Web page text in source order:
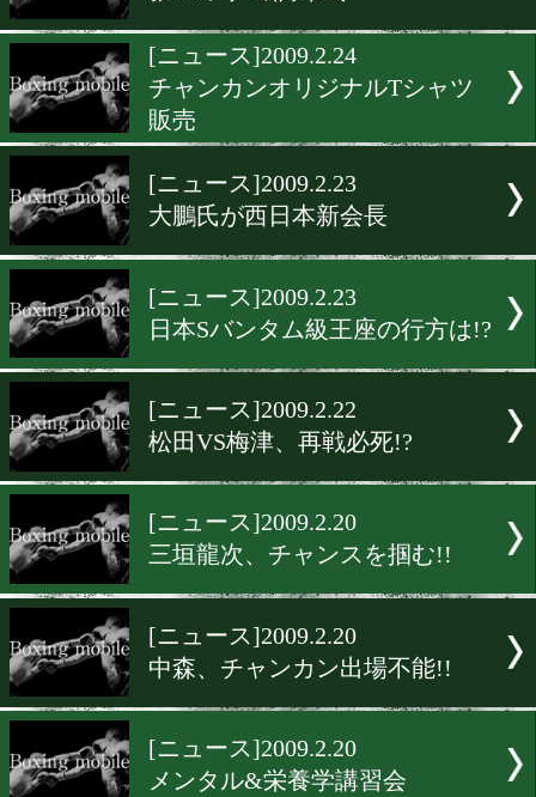
[ニュース]2009.2.26
木村章司、王座復権!!
[ニュース]2009.2.26
張VSツナミ調印式
[ニュース]2009.2.24
チャンカンオリジナルTシ
販売
[ニュース]2009.2.23
大鵬氏が西日本新会長
日本Sバンタム級王座の行
[ニュース]2009.2.22